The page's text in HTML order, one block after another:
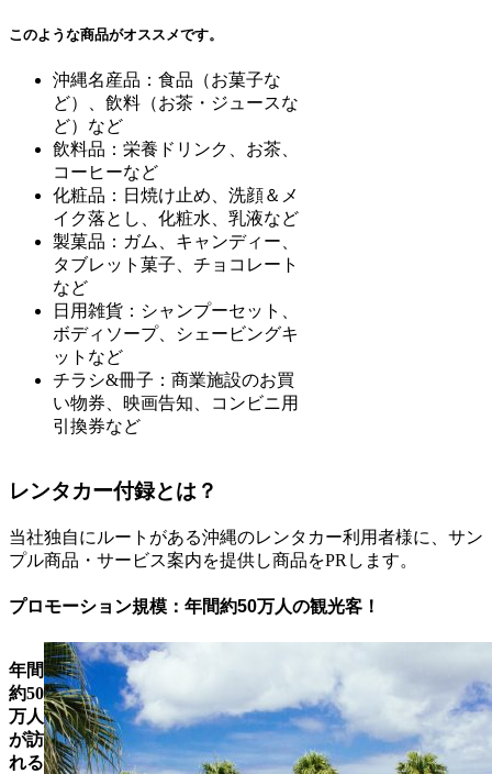
このような商品がオススメです。
沖縄名産品：食品（お菓子な
ど）、飲料（お茶・ジュースな
ど）など
飲料品：栄養ドリンク、お茶、
コーヒーなど
化粧品：日焼け止め、洗顔＆メ
イク落とし、化粧水、乳液など
製菓品：ガム、キャンディー、
タブレット菓子、チョコレート
など
日用雑貨：シャンプーセット、
ボディソープ、シェービングキ
ットなど
チラシ&冊子：商業施設のお買
い物券、映画告知、コンビニ用
引換券など
レンタカー付録とは？
当社独自にルートがある沖縄のレンタカー利用者様に、サン
プル商品・サービス案内を提供し商品をPRします。
プロモーション規模：年間約50万人の観光客！
年間
約50
万人
が訪
れる